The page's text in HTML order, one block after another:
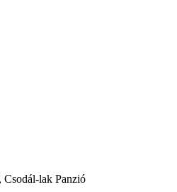
lak Panzió